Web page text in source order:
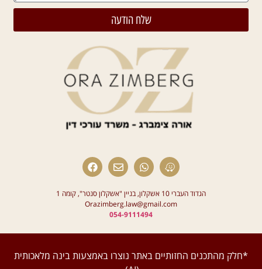
שלח הודעה
הגדוד העברי 10 אשקלון, בניין "אשקלון סנטר", קומה 1
Orazimberg.law@gmail.com
054-9111494
*חלק מהתכנים החזותיים באתר נוצרו באמצעות בינה מלאכותית